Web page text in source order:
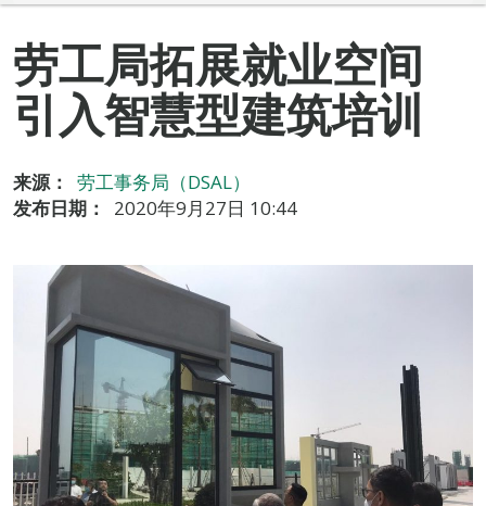
劳工局拓展就业空间
引入智慧型建筑培训
来源：
劳工事务局（DSAL）
发布日期：
2020年9月27日 10:44